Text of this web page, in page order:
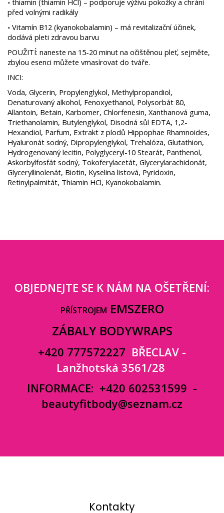
◦ thiamin (thiamin HCl) – podporuje výživu pokožky a chrání
před volnými radikály
◦ Vitamín B12 (kyanokobalamin) – má revitalizační účinek,
dodává pleti zdravou barvu
POUŽITÍ: naneste na 15-20 minut na očištěnou pleť, sejměte,
zbylou esenci můžete vmasírovat do tváře.
INCI:
Voda, Glycerin, Propylenglykol, Methylpropandiol,
Denaturovaný alkohol, Fenoxyethanol, Polysorbát 80,
Allantoin, Betain, Karbomer, Chlorfenesin, Xanthanová guma,
Triethanolamin, Butylenglykol, Disodná sůl EDTA, 1,2-
Hexandiol, Parfum, Extrakt z plodů Hippophae Rhamnoides,
Hyaluronát sodný, Dipropylenglykol, Trehalóza, Glutathion,
Hydrogenovaný lecitin, Polyglyceryl-10 Stearát, Panthenol,
Askorbylfosfát sodný, Tokoferylacetát, Glycerylarachidonát,
Glyceryllinolenát, Biotin, Kyselina listová, Pyridoxin,
Retinylpalmitát, Thiamin HCl, Kyanokobalamin.
OBJEDNEJTE SE K NÁM NA OŠETŘENÍ:
PŘÍSTROJEM EMSZERO
ZÁBALY BODYWRAPS
+420 777572227 BŘECLAV -
Lanžhotská 3561/28
INFORMACE: +420 602531599 -
beautyfitbody@seznam.cz
Kontakty